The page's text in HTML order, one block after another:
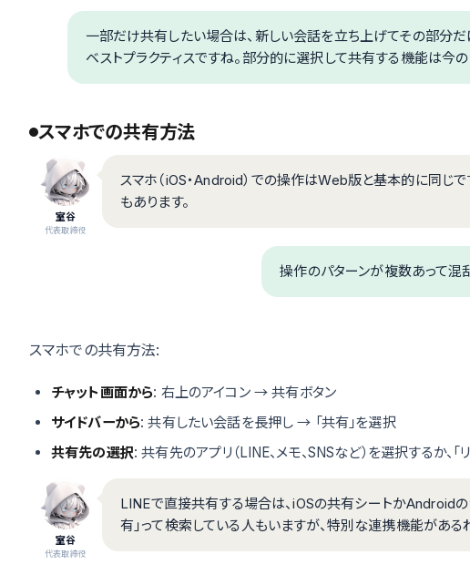
一部だけ共有したい場合は、新しい会話を立ち上げてその部分
ベストプラクティスですね。部分的に選択して共有する機能は今の
スマホでの共有方法
室谷
代表取締役
スマホ（iOS・Android）での操作はWeb版と基本的に同じ
もあります。
操作のパターンが複数あって混
スマホでの共有方法:
チャット画面から: 右上のアイコン → 共有ボタン
サイドバーから: 共有したい会話を長押し → 「共有」を選択
共有先の選択: 共有先のアプリ（LINE、メモ、SNSなど）を選択するか、「
室谷
代表取締役
LINEで直接共有する場合は、iOSの共有シートかAndroid
有」って検索している人もいますが、特別な連携機能がある